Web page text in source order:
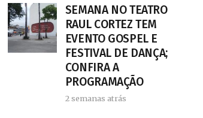
SEMANA NO TEATRO
RAUL CORTEZ TEM
EVENTO GOSPEL E
FESTIVAL DE DANÇA;
CONFIRA A
PROGRAMAÇÃO
2 semanas atrás